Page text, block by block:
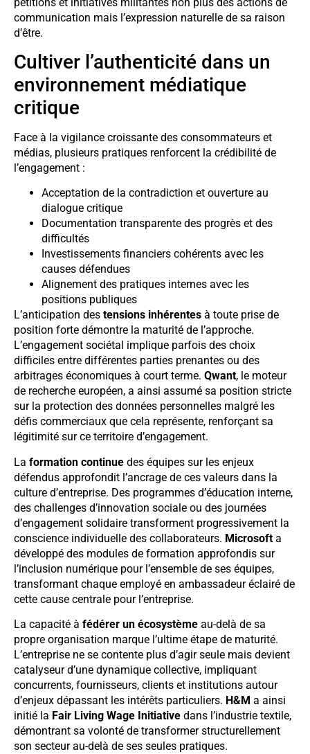
communication mais l’expression naturelle de sa raison
d’être.
Cultiver l’authenticité dans un
environnement médiatique
critique
Face à la vigilance croissante des consommateurs et
médias, plusieurs pratiques renforcent la crédibilité de
l’engagement :
Acceptation de la contradiction et ouverture au
dialogue critique
Documentation transparente des progrès et des
difficultés
Investissements financiers cohérents avec les
causes défendues
Alignement des pratiques internes avec les
positions publiques
L’anticipation des tensions inhérentes à toute prise de
position forte démontre la maturité de l’approche.
L’engagement sociétal implique parfois des choix
difficiles entre différentes parties prenantes ou des
arbitrages économiques à court terme. Qwant, le moteur
de recherche européen, a ainsi assumé sa position stricte
sur la protection des données personnelles malgré les
défis commerciaux que cela représente, renforçant sa
légitimité sur ce territoire d’engagement.
La formation continue des équipes sur les enjeux
défendus approfondit l’ancrage de ces valeurs dans la
culture d’entreprise. Des programmes d’éducation interne,
des challenges d’innovation sociale ou des journées
d’engagement solidaire transforment progressivement la
conscience individuelle des collaborateurs. Microsoft a
développé des modules de formation approfondis sur
l’inclusion numérique pour l’ensemble de ses équipes,
transformant chaque employé en ambassadeur éclairé de
cette cause centrale pour l’entreprise.
La capacité à fédérer un écosystème au-delà de sa
propre organisation marque l’ultime étape de maturité.
L’entreprise ne se contente plus d’agir seule mais devient
catalyseur d’une dynamique collective, impliquant
concurrents, fournisseurs, clients et institutions autour
d’enjeux dépassant les intérêts particuliers. H&M a ainsi
initié la Fair Living Wage Initiative dans l’industrie textile,
démontrant sa volonté de transformer structurellement
son secteur au-delà de ses seules pratiques.